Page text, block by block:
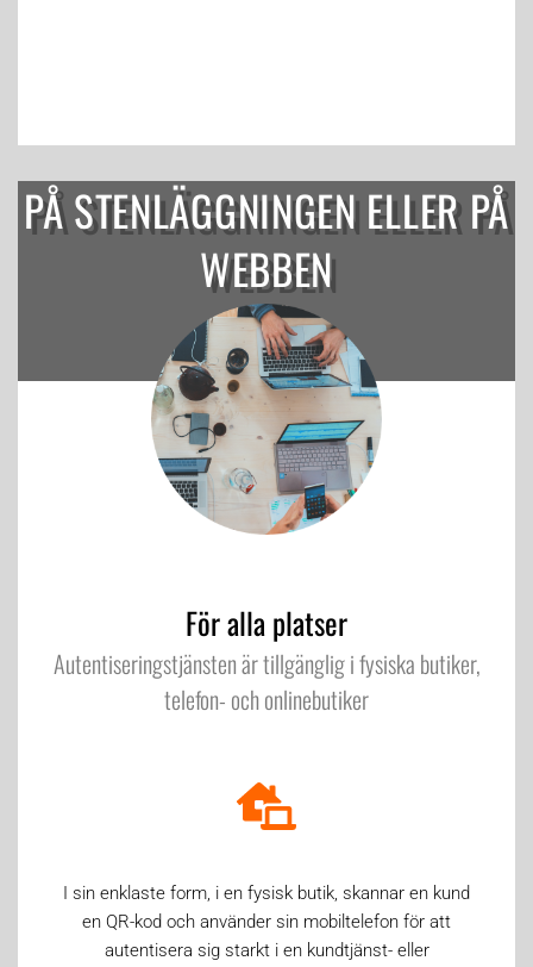
PÅ STENLÄGGNINGEN ELLER PÅ
WEBBEN
För alla platser
Autentiseringstjänsten är tillgänglig i fysiska butiker,
telefon- och onlinebutiker
I sin enklaste form, i en fysisk butik, skannar en kund
en QR-kod och använder sin mobiltelefon för att
autentisera sig starkt i en kundtjänst- eller